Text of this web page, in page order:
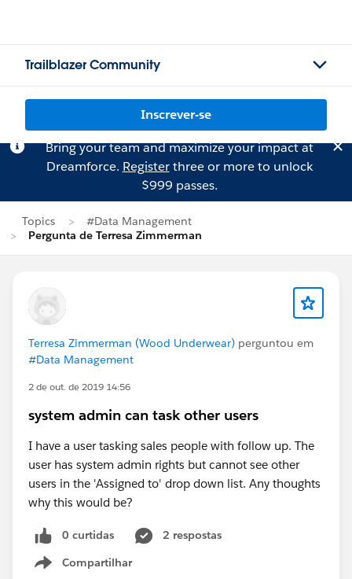
Trailblazer Community
Inscrever-se
Bring your team and maximize your impact at
Dreamforce. Registerthree or more to unlock
$999 passes.
Topics
#Data Management
Pergunta de Terresa Zimmerman
Terresa Zimmerman (Wood Underwear) perguntou em
#Data Management
2 de out. de 2019 14:56
system admin can task other users
I have a user tasking sales people with follow up. The
user has system admin rights but cannot see other
users in the 'Assigned to' drop down list. Any thoughts
why this would be?
0 curtidas
2 respostas
Compartilhar
Show menu